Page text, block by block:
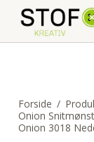
Forside /
Onion
Onion 3018